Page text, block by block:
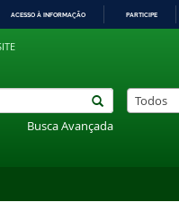
ACESSO À INFORMAÇÃO PARTICIPE
Busca Avançada
Todos